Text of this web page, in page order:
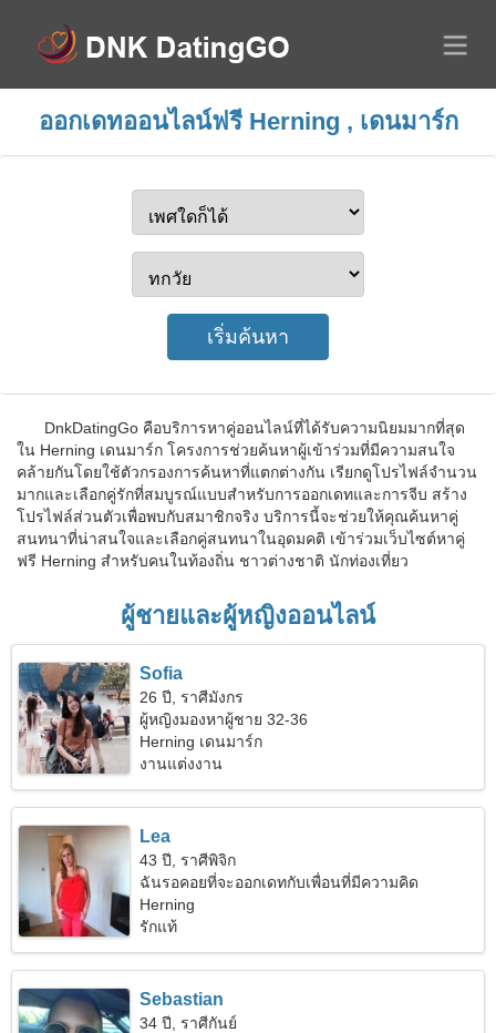
ออกเดทออนไลน์ฟรี Herning , เดนมาร์ก
DnkDatingGo คือบริการหาคู่ออนไลน์ที่ได้รับความนิยมมากที่สุด
ใน Herning เดนมาร์ก โครงการช่วยค้นหาผู้เข้าร่วมที่มีความสนใจ
คล้ายกันโดยใช้ตัวกรองการค้นหาที่แตกต่างกัน เรียกดูโปรไฟล์จำนวน
มากและเลือกคู่รักที่สมบูรณ์แบบสำหรับการออกเดทและการจีบ สร้าง
โปรไฟล์ส่วนตัวเพื่อพบกับสมาชิกจริง บริการนี้จะช่วยให้คุณค้นหาคู่
สนทนาที่น่าสนใจและเลือกคู่สนทนาในอุดมคติ เข้าร่วมเว็บไซต์หาคู่
ฟรี Herning สำหรับคนในท้องถิ่น ชาวต่างชาติ นักท่องเที่ยว
ผู้ชายและผู้หญิงออนไลน์
Sofia
26 ปี, ราศีมังกร
ผู้หญิงมองหาผู้ชาย 32-36
Herning เดนมาร์ก
งานแต่งงาน
Lea
43 ปี, ราศีพิจิก
ฉันรอคอยที่จะออกเดทกับเพื่อนที่มีความคิด
สร้างสรรค์
Herning
รักแท้
Sebastian
34 ปี, ราศีกันย์